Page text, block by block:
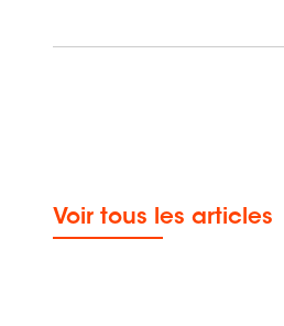
Voir tous les articles